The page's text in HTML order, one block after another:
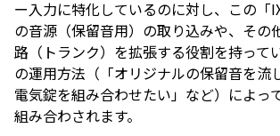
ー入力に特化しているのに対し、この「
の音源（保留音用）の取り込みや、その
路（トランク）を拡張する役割を持って
の運用方法（「オリジナルの保留音を流
電気錠を組み合わせたい」など）によっ
組み合わされます。